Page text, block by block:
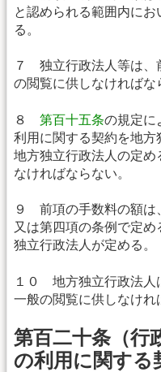
と認められる範囲内に
る。
７ 独立行政法人等は、
の閲覧に供しなければな
８ 第百十五条の規定に
利用に関する契約を地方
地方独立行政法人の定
なければならない。
９ 前項の手数料の額は
又は第四項の条例で定
独立行政法人が定める。
１０ 地方独立行政法人
一般の閲覧に供しなけれ
第百二十条（行
の利用に関する